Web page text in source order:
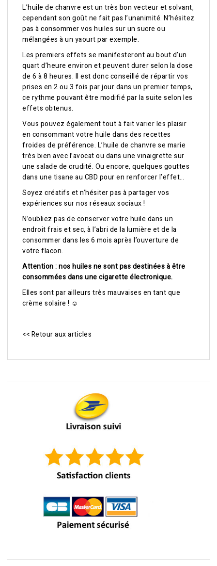
L’huile de chanvre est un très bon vecteur et solvant,
cependant son goût ne fait pas l’unanimité. N’hésitez
pas à consommer vos huiles sur un sucre ou
mélangées à un yaourt par exemple.
Les premiers effets se manifesteront au bout d’un
quart d’heure environ et peuvent durer selon la dose
de 6 à 8 heures. Il est donc conseillé de répartir vos
prises en 2 ou 3 fois par jour dans un premier temps,
ce rythme pouvant être modifié par la suite selon les
effets obtenus.
Vous pouvez également tout à fait varier les plaisir
en consommant votre huile dans des recettes
froides de préférence. L’huile de chanvre se marie
très bien avec l’avocat ou dans une vinaigrette sur
une salade de crudité. Ou encore, quelques gouttes
dans une tisane au CBD pour en renforcer l’effet…
Soyez créatifs et n’hésiter pas à partager vos
expériences sur nos réseaux sociaux !
N’oubliez pas de conserver votre huile dans un
endroit frais et sec, à l’abri de la lumière et de la
consommer dans les 6 mois après l’ouverture de
votre flacon.
Attention : nos huiles ne sont pas destinées à être
consommées dans une cigarette électronique.
Elles sont par ailleurs très mauvaises en tant que
crème solaire ! ☺
<< Retour aux articles